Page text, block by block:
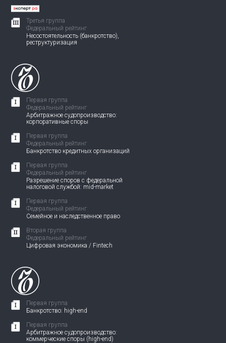
Третья группа
Федеральный рейтинг
Несостоятельность (банкротство),
реструктуризация
Первая группа
Федеральный рейтинг
Арбитражное судопроизводство:
корпоративные споры
Первая группа
Федеральный рейтинг
Банкротство кредитных организаций
Первая группа
Федеральный рейтинг
Разрешение споров с федеральной
налоговой службой: mid-market
Первая группа
Федеральный рейтинг
Семейное и наследственное право
Вторая группа
Федеральный рейтинг
Цифровая экономика / Fintech
Первая группа
Банкротство: high-end
Первая группа
Арбитражное судопроизводство:
коммерческие споры (high-end)